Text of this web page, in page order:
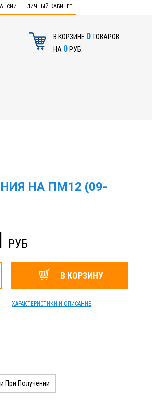
ЛИЧНЫЙ КАБИНЕТ
В КОРЗИНЕ 0ТОВАРОВ
НА 0РУБ.
НА ПМ12 (09-
РУБ
В КОРЗИНУ
ХАРАКТЕРИСТИКИ И ОПИСАНИЕ
При Получении